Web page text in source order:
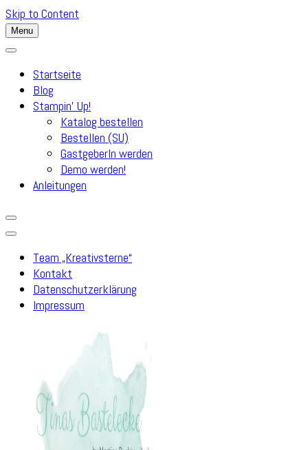
Skip to Content
Menu
Startseite
Blog
Stampin’ Up!
Katalog bestellen
Bestellen (SU)
GastgeberIn werden
Demo werden!
Anleitungen
Team „Kreativsterne“
Kontakt
Datenschutzerklärung
Impressum